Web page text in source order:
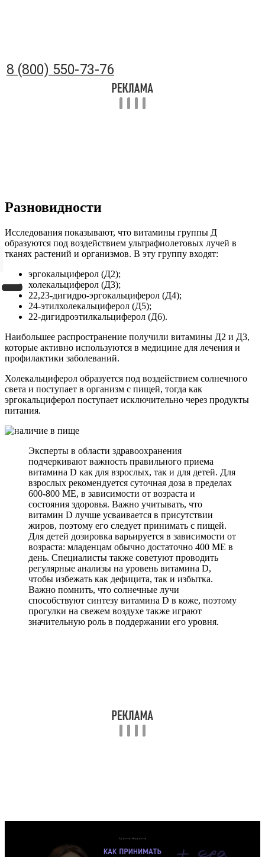
Разновидности
Исследования показывают, что витамины группы Д
образуются под воздействием ультрафиолетовых лучей в
тканях растений и организмов. В эту группу входят:
эргокальциферол (Д2);
холекальциферол (Д3);
22,23-дигидро-эргокальциферол (Д4);
24-этилхолекальциферол (Д5);
22-дигидроэтилкальциферол (Д6).
Наибольшее распространение получили витамины Д2 и Д3,
которые активно используются в медицине для лечения и
профилактики заболеваний.
Холекальциферол образуется под воздействием солнечного
света и поступает в организм с пищей, тогда как
эргокальциферол поступает исключительно через продукты
питания.
Эксперты в области здравоохранения
подчеркивают важность правильного приема
витамина D как для взрослых, так и для детей. Для
взрослых рекомендуется суточная доза в пределах
600-800 МЕ, в зависимости от возраста и
состояния здоровья. Важно учитывать, что
витамин D лучше усваивается в присутствии
жиров, поэтому его следует принимать с пищей.
Для детей дозировка варьируется в зависимости от
возраста: младенцам обычно достаточно 400 МЕ в
день. Специалисты также советуют проводить
регулярные анализы на уровень витамина D,
чтобы избежать как дефицита, так и избытка.
Важно помнить, что солнечные лучи
способствуют синтезу витамина D в коже, поэтому
прогулки на свежем воздухе также играют
значительную роль в поддержании его уровня.